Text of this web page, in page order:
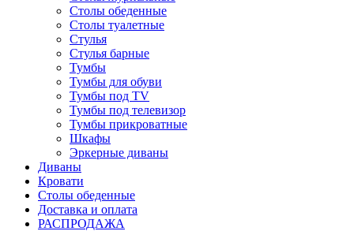
Столы обеденные
Столы туалетные
Стулья
Стулья барные
Тумбы
Тумбы для обуви
Тумбы под TV
Тумбы под телевизор
Тумбы прикроватные
Шкафы
Эркерные диваны
Диваны
Кровати
Столы обеденные
Доставка и оплата
РАСПРОДАЖА